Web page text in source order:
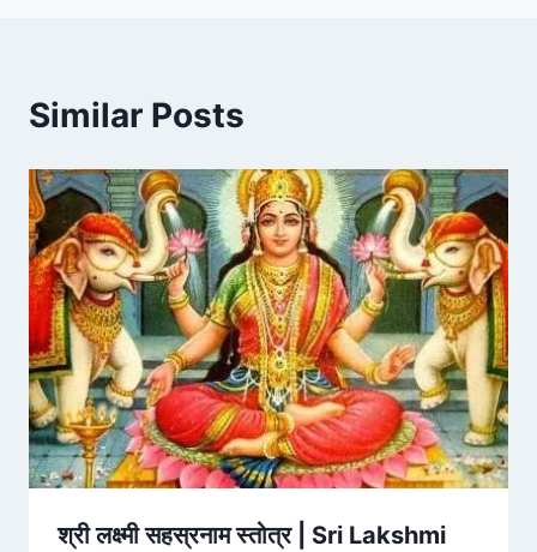
Similar Posts
श्री लक्ष्मी सहस्रनाम स्तोत्र | Sri Lakshmi